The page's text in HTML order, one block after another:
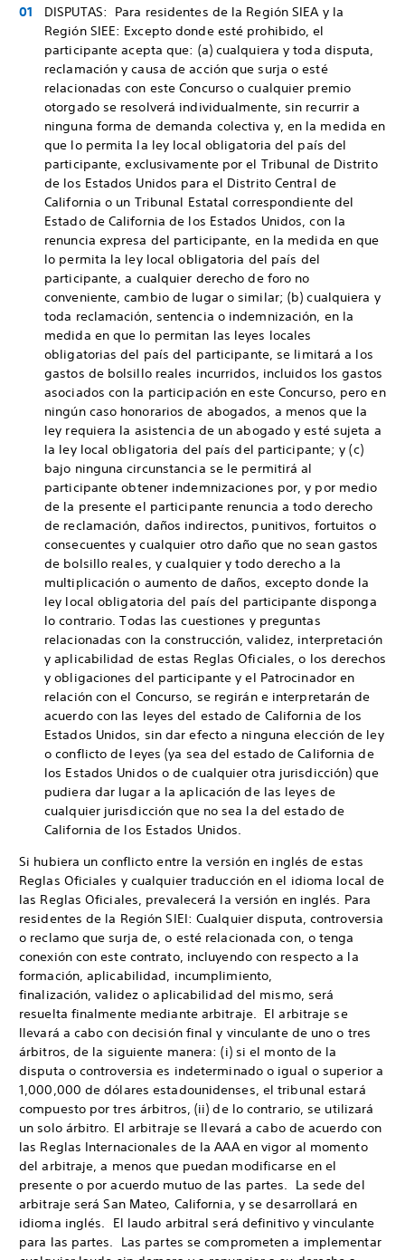
DISPUTAS: Para residentes de la Región SIEA y la
Región SIEE: Excepto donde esté prohibido, el
participante acepta que: (a) cualquiera y toda disputa,
reclamación y causa de acción que surja o esté
relacionadas con este Concurso o cualquier premio
otorgado se resolverá individualmente, sin recurrir a
ninguna forma de demanda colectiva y, en la medida en
que lo permita la ley local obligatoria del país del
participante, exclusivamente por el Tribunal de Distrito
de los Estados Unidos para el Distrito Central de
California o un Tribunal Estatal correspondiente del
Estado de California de los Estados Unidos, con la
renuncia expresa del participante, en la medida en que
lo permita la ley local obligatoria del país del
participante, a cualquier derecho de foro no
conveniente, cambio de lugar o similar; (b) cualquiera y
toda reclamación, sentencia o indemnización, en la
medida en que lo permitan las leyes locales
obligatorias del país del participante, se limitará a los
gastos de bolsillo reales incurridos, incluidos los gastos
asociados con la participación en este Concurso, pero en
ningún caso honorarios de abogados, a menos que la
ley requiera la asistencia de un abogado y esté sujeta a
la ley local obligatoria del país del participante; y (c)
bajo ninguna circunstancia se le permitirá al
participante obtener indemnizaciones por, y por medio
de la presente el participante renuncia a todo derecho
de reclamación, daños indirectos, punitivos, fortuitos o
consecuentes y cualquier otro daño que no sean gastos
de bolsillo reales, y cualquier y todo derecho a la
multiplicación o aumento de daños, excepto donde la
ley local obligatoria del país del participante disponga
lo contrario. Todas las cuestiones y preguntas
relacionadas con la construcción, validez, interpretación
y aplicabilidad de estas Reglas Oficiales, o los derechos
y obligaciones del participante y el Patrocinador en
relación con el Concurso, se regirán e interpretarán de
acuerdo con las leyes del estado de California de los
Estados Unidos, sin dar efecto a ninguna elección de ley
o conflicto de leyes (ya sea del estado de California de
los Estados Unidos o de cualquier otra jurisdicción) que
pudiera dar lugar a la aplicación de las leyes de
cualquier jurisdicción que no sea la del estado de
California de los Estados Unidos.
Si hubiera un conflicto entre la versión en inglés de estas
Reglas Oficiales y cualquier traducción en el idioma local de
las Reglas Oficiales, prevalecerá la versión en inglés. Para
residentes de la Región SIEI: Cualquier disputa, controversia
o reclamo que surja de, o esté relacionada con, o tenga
conexión con este contrato, incluyendo con respecto a la
formación, aplicabilidad, incumplimiento,
finalización, validez o aplicabilidad del mismo, será
resuelta finalmente mediante arbitraje. El arbitraje se
llevará a cabo con decisión final y vinculante de uno o tres
árbitros, de la siguiente manera: (i) si el monto de la
disputa o controversia es indeterminado o igual o superior a
1,000,000 de dólares estadounidenses, el tribunal estará
compuesto por tres árbitros, (ii) de lo contrario, se utilizará
un solo árbitro. El arbitraje se llevará a cabo de acuerdo con
las Reglas Internacionales de la AAA en vigor al momento
del arbitraje, a menos que puedan modificarse en el
presente o por acuerdo mutuo de las partes. La sede del
arbitraje será San Mateo, California, y se desarrollará en
idioma inglés. El laudo arbitral será definitivo y vinculante
para las partes. Las partes se comprometen a implementar